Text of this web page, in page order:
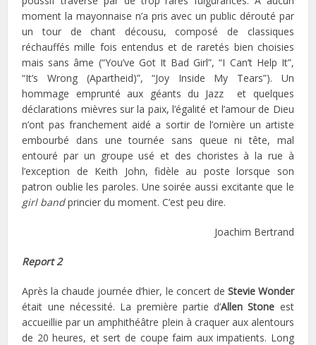
moment la mayonnaise n’a pris avec un public dérouté par
un tour de chant décousu, composé de classiques
réchauffés mille fois entendus et de raretés bien choisies
mais sans âme (“You’ve Got It Bad Girl”, “I Can’t Help It”,
“It’s Wrong (Apartheid)”, “Joy Inside My Tears”). Un
hommage emprunté aux géants du Jazz et quelques
déclarations mièvres sur la paix, l’égalité et l’amour de Dieu
n’ont pas franchement aidé a sortir de l’ornière un artiste
embourbé dans une tournée sans queue ni tête, mal
entouré par un groupe usé et des choristes à la rue à
l’exception de Keith John, fidèle au poste lorsque son
patron oublie les paroles. Une soirée aussi excitante que le
girl bandprincier du moment. C’est peu dire.
Joachim Bertrand
Report 2
Après la chaude journée d’hier, le concert de Stevie Wonder
était une nécessité. La première partie d’Allen Stone est
accueillie par un amphithéâtre plein à craquer aux alentours
de 20 heures, et sert de coupe faim aux impatients. Long